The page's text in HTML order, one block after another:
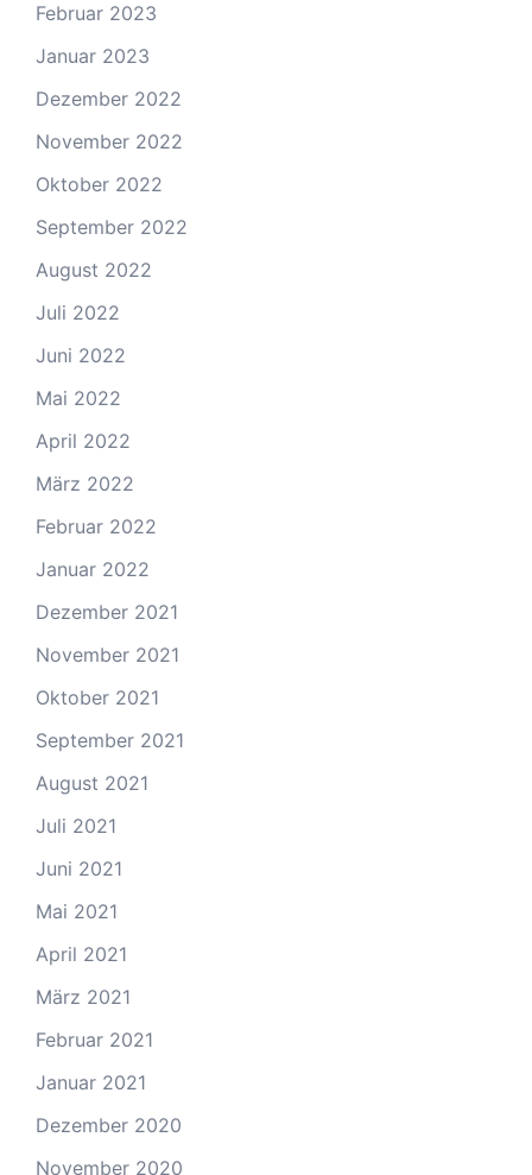
Februar 2023
Januar 2023
Dezember 2022
November 2022
Oktober 2022
September 2022
August 2022
Juli 2022
Juni 2022
Mai 2022
April 2022
März 2022
Februar 2022
Januar 2022
Dezember 2021
November 2021
Oktober 2021
September 2021
August 2021
Juli 2021
Juni 2021
Mai 2021
April 2021
März 2021
Februar 2021
Januar 2021
Dezember 2020
November 2020